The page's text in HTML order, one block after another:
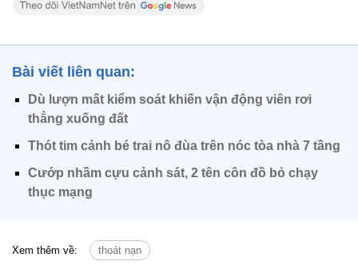
Bài viết liên quan:
Dù lượn mất kiểm soát khiến vận động viên rơi
thẳng xuống đất
Thót tim cảnh bé trai nô đùa trên nóc tòa nhà 7 tầng
Cướp nhầm cựu cảnh sát, 2 tên côn đồ bỏ chạy
thục mạng
Xem thêm về: thoát nạn